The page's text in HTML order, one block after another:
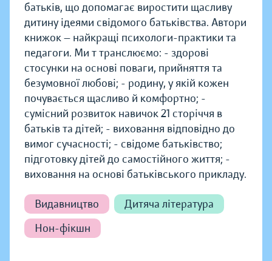
батьків, що допомагає виростити щасливу
дитину ідеями свідомого батьківства. Автори
книжок — найкращі психологи-практики та
педагоги. Ми т транслюємо: - здорові
стосунки на основі поваги, прийняття та
безумовної любові; - родину, у якій кожен
почувається щасливо й комфортно; -
сумісний розвиток навичок 21 сторіччя в
батьків та дітей; - виховання відповідно до
вимог сучасності; - свідоме батьківство;
підготовку дітей до самостійного життя; -
виховання на основі батьківського прикладу.
Видавництво
Дитяча література
Нон-фікшн